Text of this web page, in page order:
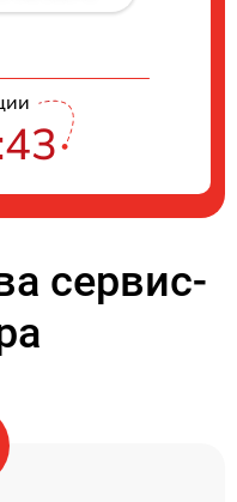
сервис-